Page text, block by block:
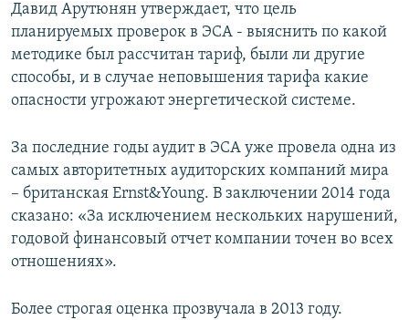
Давид Арутюнян утверждает, что цель
планируемых проверок в ЭСА - выяснить по какой
методике был рассчитан тариф, были ли другие
способы, и в случае неповышения тарифа какие
опасности угрожают энергетической системе.
За последние годы аудит в ЭСА уже провела одна из
самых авторитетных аудиторских компаний мира
– британская Ernst&Young. В заключении 2014 года
сказано: «За исключением нескольких нарушений,
годовой финансовый отчет компании точен во всех
отношениях».
Более строгая оценка прозвучала в 2013 году.